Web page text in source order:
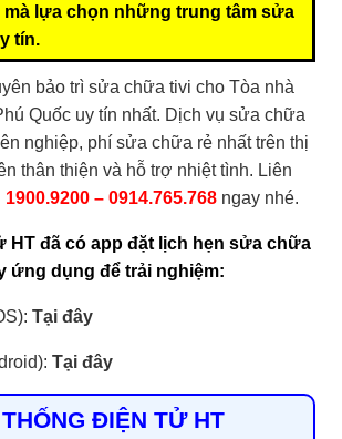
mà lựa chọn những trung tâm sửa
tín.
bảo trì sửa chữa tivi cho Tòa nhà
Quốc uy tín nhất. Dịch vụ sửa chữa
nghiệp, phí sửa chữa rẻ nhất trên thị
thân thiện và hỗ trợ nhiệt tình. Liên
1900.9200 – 0914.765.768 ngay nhé.
HT đã có app đặt lịch hẹn sửa chữa
ứng dụng để trải nghiệm:
Tại đây
Tại đây
ĐIỆN TỬ HT